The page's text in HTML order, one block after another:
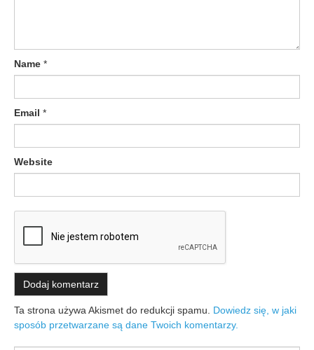
Name *
Email *
Website
Ta strona używa Akismet do redukcji spamu. Dowiedz się, w jaki
sposób przetwarzane są dane Twoich komentarzy.